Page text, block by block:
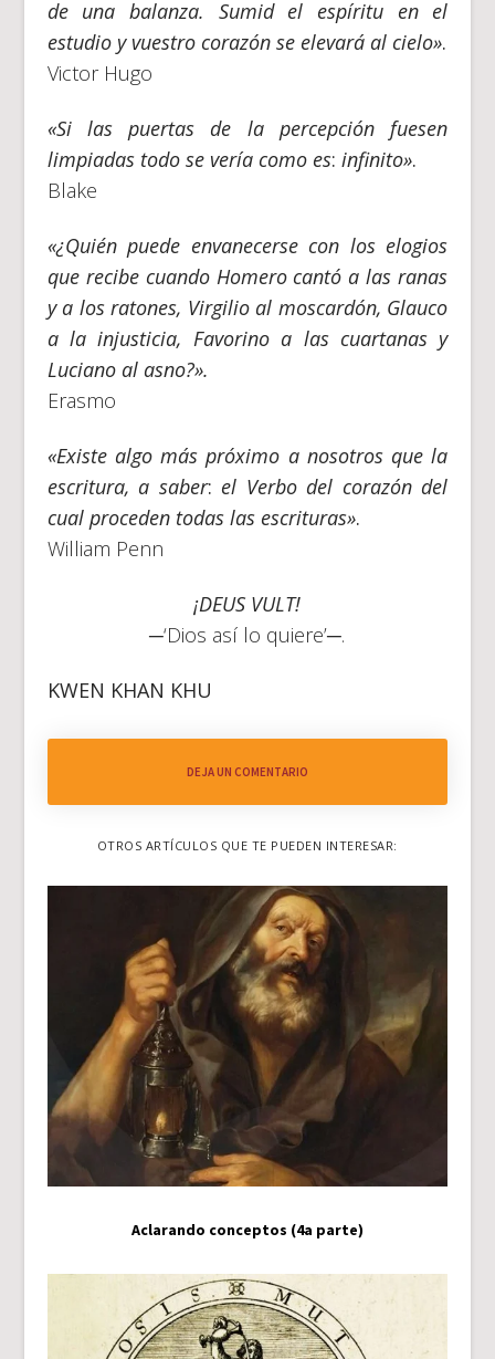
de una balanza. Sumid el espíritu en el
estudio y vuestro corazón se elevará al cielo».
Victor Hugo
«Si las puertas de la percepción fuesen
limpiadas todo se vería como es: infinito».
Blake
«¿Quién puede envanecerse con los elogios
que recibe cuando Homero cantó a las ranas
y a los ratones, Virgilio al moscardón, Glauco
a la injusticia, Favorino a las cuartanas y
Luciano al asno?».
Erasmo
«Existe algo más próximo a nosotros que la
escritura, a saber: el Verbo del corazón del
cual proceden todas las escrituras».
William Penn
¡DEUS VULT!
─‘Dios así lo quiere’─.
KWEN KHAN KHU
DEJA UN COMENTARIO
OTROS ARTÍCULOS QUE TE PUEDEN INTERESAR:
Aclarando conceptos (4a parte)